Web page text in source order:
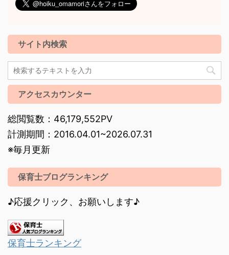
サイト内検索
アクセスカウンター
総閲覧数：46,179,552PV
計測期間：2016.04.01~2026.07.31
※毎月更新
保育士ブログランキング
♪応援クリック、お願いします♪
保育士ランキング